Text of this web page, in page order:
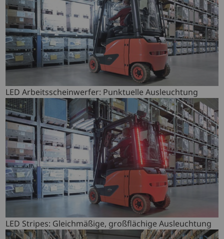
LED Arbeitsscheinwerfer: Punktuelle Ausleuchtung
LED Stripes: Gleichmäßige, großflächige Ausleuchtung